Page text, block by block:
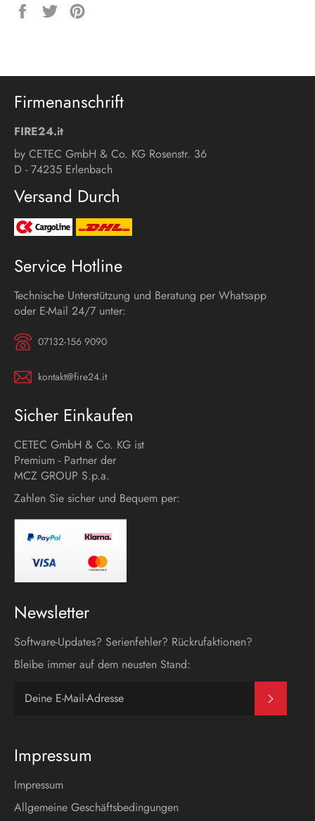
Auf
Auf
Firmenanschrift
FIRE24.it
by CETEC GmbH & Co. KG Rosenstr. 36
D - 74235 Erlenbach
Versand Durch
Service Hotline
Technische Unterstützung und Beratung per Whatsapp
oder E-Mail 24/7 unter:
07132-156 9090
kontakt@fire24.it
Sicher Einkaufen
CETEC GmbH & Co. KG ist
Premium - Partner der
MCZ GROUP S.p.a.
Zahlen Sie sicher und Bequem per:
Newsletter
Software-Updates? Serienfehler? Rückrufaktionen?
Bleibe immer auf dem neusten Stand:
Impressum
Impressum
Allgemeine Geschäftsbedingungen